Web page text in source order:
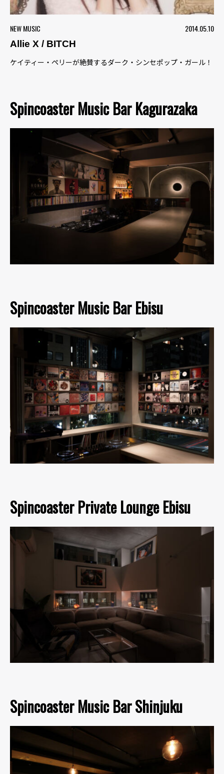
NEW MUSIC
2014.05.10
Allie X / BITCH
ケイティー・ペリーが絶賛するダーク・シンセポップ・ガール！
Spincoaster Music Bar Kagurazaka
Spincoaster Music Bar Ebisu
Spincoaster Private Lounge Ebisu
Spincoaster Music Bar Shinjuku